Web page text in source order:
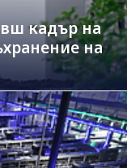
кадър на
на